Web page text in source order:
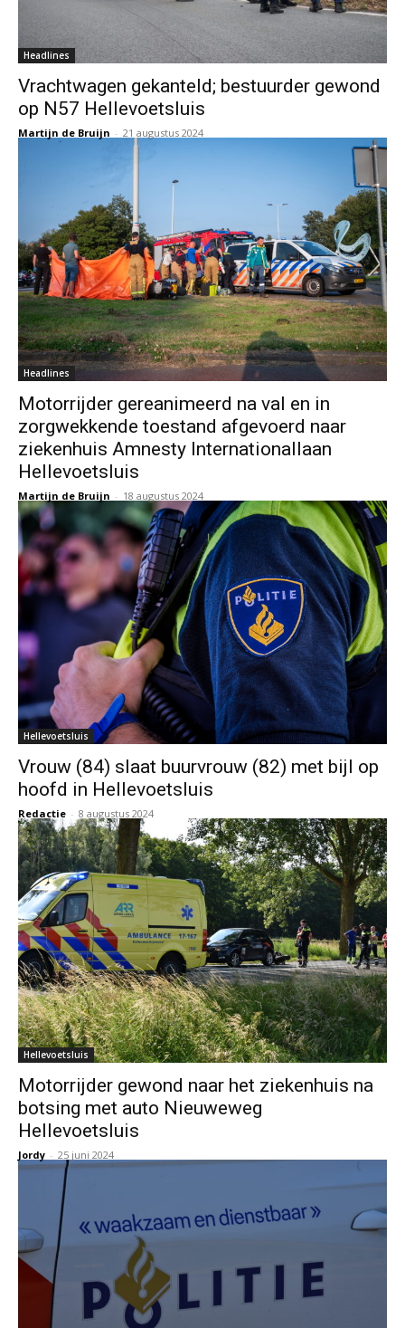
Headlines
Vrachtwagen gekanteld; bestuurder gewond
op N57 Hellevoetsluis
Martijn de Bruijn - 21 augustus 2024
Headlines
Motorrijder gereanimeerd na val en in
zorgwekkende toestand afgevoerd naar
ziekenhuis Amnesty Internationallaan
Hellevoetsluis
Martijn de Bruijn - 18 augustus 2024
Hellevoetsluis
Vrouw (84) slaat buurvrouw (82) met bijl op
hoofd in Hellevoetsluis
Redactie - 8 augustus 2024
Hellevoetsluis
Motorrijder gewond naar het ziekenhuis na
botsing met auto Nieuweweg
Hellevoetsluis
Jordy - 25 juni 2024